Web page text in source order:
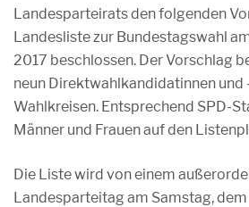
Landesparteirats den folgenden
Landesliste zur Bundestagswahl
2017 beschlossen. Der Vorschlag
neun Direktwahlkandidatinnen und
Wahlkreisen. Entsprechend SPD-
Männer und Frauen auf den
Die Liste wird von einem
Landesparteitag am Samstag, dem